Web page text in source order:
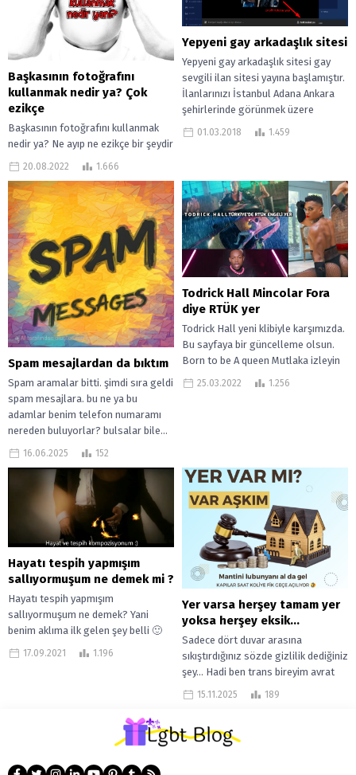
Başkasının fotoğrafını
kullanmak nedir ya? Çok
ezikçe
Başkasının fotoğrafını kullanmak
nedir ya? Ne ayıp ne ezikçe bir şeydir
o! İnsanın biraz kendine güveni
20.08.2022 1.666
Yepyeni gay arkadaşlık sitesi
Yepyeni gay arkadaşlık sitesi gay
sevgili ilan sitesi yayına başlamıştır.
İlanlarınızı İstanbul Adana Ankara
şehirlerinde görünmek üzere
yayınlayabilirsiniz. gay arkadaşlık
01.03.2018 1.459
Spam mesajlardan da bıktım
Spam aramalar bitti. şimdi sıra geldi
spam mesajlara. bu ne ya bu
adamlar benim telefon numaramı
nereden buluyorlar? bulsalar bile...
16.06.2025 152
Todrick Hall Mincolar Fora
diye RTÜK yer
Todrick Hall yeni klibiyle karşımızda.
Bu sayfaya bir güncelleme olsun.
Born to be A queen Mutlaka izleyin
Todrick Hall Amerikalı...
25.03.2022 1.256
Hayatı tespih yapmışım
sallıyormuşum ne demek mi ?
Hayatı tespih yapmışım
sallıyormuşum ne demek? Yani
benim aklıma ilk gelen şey belli 🙂
Yani hayatı tespih yapmışım
17.09.2021 1.196
Yer varsa herşey tamam yer
yoksa herşey eksik…
Sadece dört duvar arasına
sıkıştırdığınız sözde gizlilik dediğiniz
şey… Hadi ben trans bireyim avrat
gibiyim empati yapabilirim de, sakalı
15.11.2025 189